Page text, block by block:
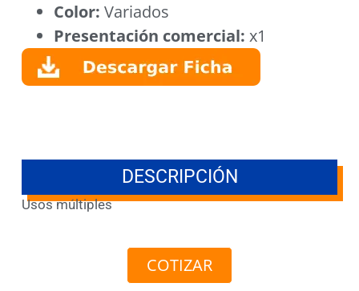
Color: Variados
Presentación comercial: x1
DESCRIPCIÓN
Usos múltiples
COTIZAR